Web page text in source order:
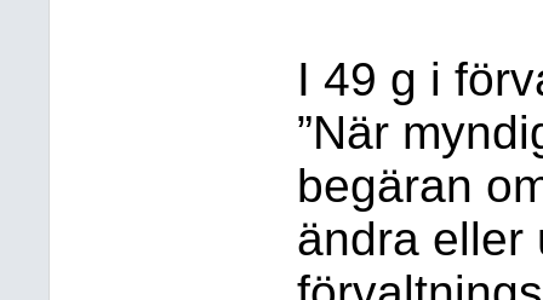
I 49 g i
”När
begäran
ändra eller